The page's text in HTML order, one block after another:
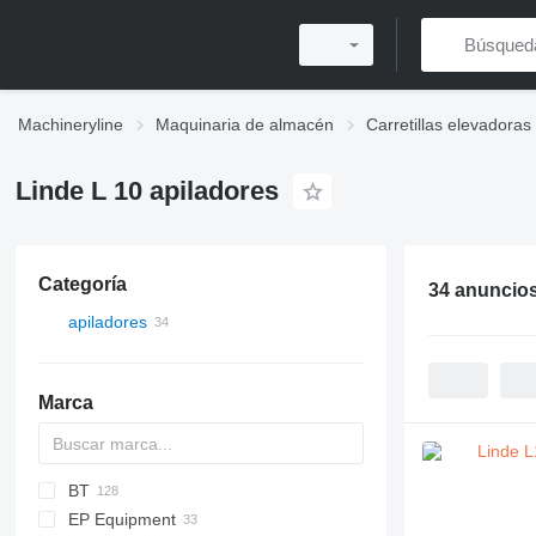
Machineryline Maquinaria de almacén Carretillas elevadoras
Linde L 10 apiladores
Categoría
apiladores
Marca
PS
TS
BT
HWE
EB
BSL
WE
EP Equipment
34